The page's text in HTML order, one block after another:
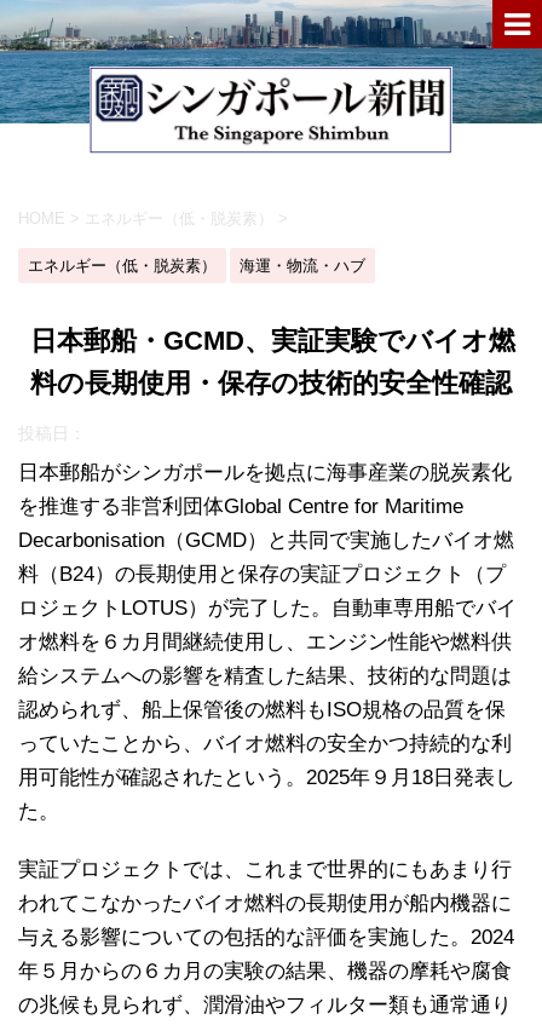
HOME > エネルギー（低・脱炭素） >
エネルギー（低・脱炭素） 海運・物流・ハブ
日本郵船・GCMD、実証実験でバイオ燃
料の長期使用・保存の技術的安全性確認
投稿日：
日本郵船がシンガポールを拠点に海事産業の脱炭素化
を推進する非営利団体Global Centre for Maritime
Decarbonisation（GCMD）と共同で実施したバイオ燃
料（B24）の長期使用と保存の実証プロジェクト（プ
ロジェクトLOTUS）が完了した。自動車専用船でバイ
オ燃料を６カ月間継続使用し、エンジン性能や燃料供
給システムへの影響を精査した結果、技術的な問題は
認められず、船上保管後の燃料もISO規格の品質を保
っていたことから、バイオ燃料の安全かつ持続的な利
用可能性が確認されたという。2025年９月18日発表し
た。
実証プロジェクトでは、これまで世界的にもあまり行
われてこなかったバイオ燃料の長期使用が船内機器に
与える影響についての包括的な評価を実施した。2024
年５月からの６カ月の実験の結果、機器の摩耗や腐食
の兆候も見られず、潤滑油やフィルター類も通常通り